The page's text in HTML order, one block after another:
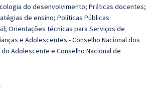
do desenvolvimento; Práticas docentes;
de ensino; Políticas Públicas
Orientações técnicas para Serviços de
e Adolescentes - Conselho Nacional dos
Adolescente e Conselho Nacional de